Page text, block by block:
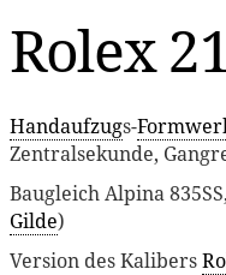
Rolex
Handaufzugs-
Zentralsekunde,
Baugleich Alpina
Gilde)
Version des Kalibers